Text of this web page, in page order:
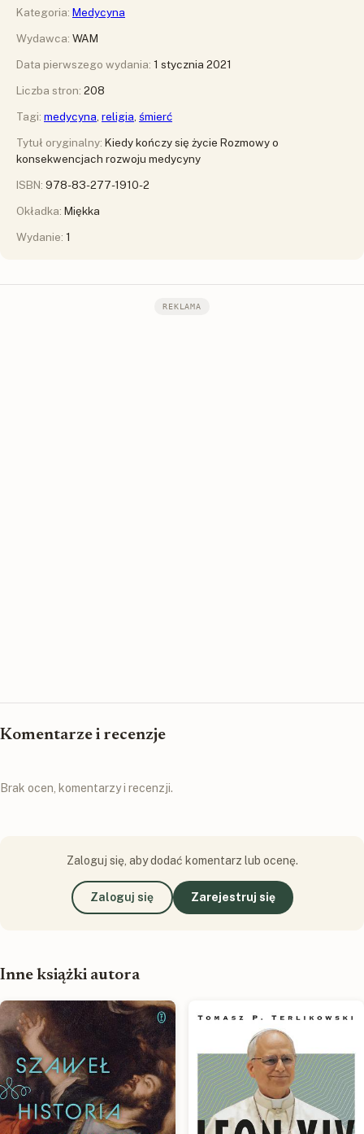
Kategoria: Medycyna
Wydawca: WAM
Data pierwszego wydania: 1 stycznia 2021
Liczba stron: 208
Tagi: medycyna religia śmierć
Tytuł oryginalny: Kiedy kończy się życie Rozmowy o
konsekwencjach rozwoju medycyny
ISBN: 978-83-277-1910-2
Okładka: Miękka
Wydanie: 1
REKLAMA
Komentarze i recenzje
Brak ocen, komentarzy i recenzji.
Zaloguj się, aby dodać komentarz lub ocenę.
Zaloguj się Zarejestruj się
Inne książki autora